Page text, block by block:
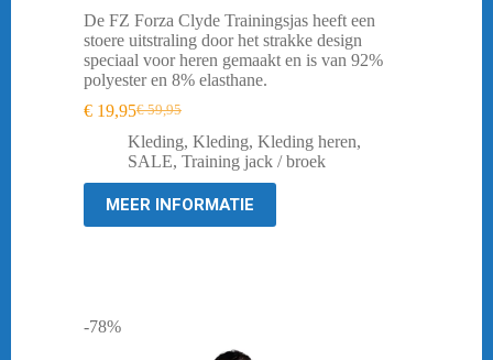
De FZ Forza Clyde Trainingsjas heeft een
stoere uitstraling door het strakke design
speciaal voor heren gemaakt en is van 92%
polyester en 8% elasthane.
€59,95
Oorspronkelijke
prijs
was:
€ 19,95Huidige
prijs
is:
Kleding, Kleding, Kleding heren,
SALE, Training jack / broek
MEER INFORMATIE
-78%